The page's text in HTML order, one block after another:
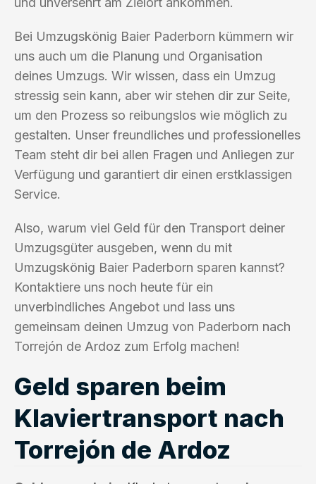
Bei Umzugskönig Baier Paderborn kümmern wir
uns auch um die Planung und Organisation
deines Umzugs. Wir wissen, dass ein Umzug
stressig sein kann, aber wir stehen dir zur Seite,
um den Prozess so reibungslos wie möglich zu
gestalten. Unser freundliches und professionelles
Team steht dir bei allen Fragen und Anliegen zur
Verfügung und garantiert dir einen erstklassigen
Service.
Also, warum viel Geld für den Transport deiner
Umzugsgüter ausgeben, wenn du mit
Umzugskönig Baier Paderborn sparen kannst?
Kontaktiere uns noch heute für ein
unverbindliches Angebot und lass uns
gemeinsam deinen Umzug von Paderborn nach
Torrejón de Ardoz zum Erfolg machen!
Geld sparen beim
Klaviertransport nach
Torrejón de Ardoz